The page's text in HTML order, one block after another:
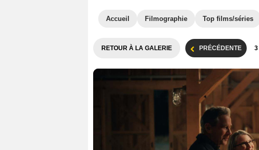
Accueil Filmographie Top films/séries
RETOUR À LA GALERIE PRÉCÉDENTE 3